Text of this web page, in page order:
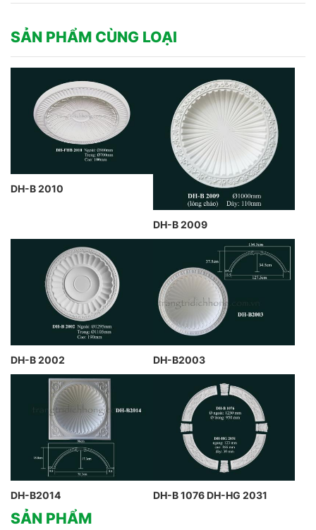
SẢN PHẨM CÙNG LOẠI
DH-B 2010
DH-B 2009
DH-B 2002 DH-B2003
DH-B2014 DH-B 1076 DH-HG 2031
SẢN PHẨM